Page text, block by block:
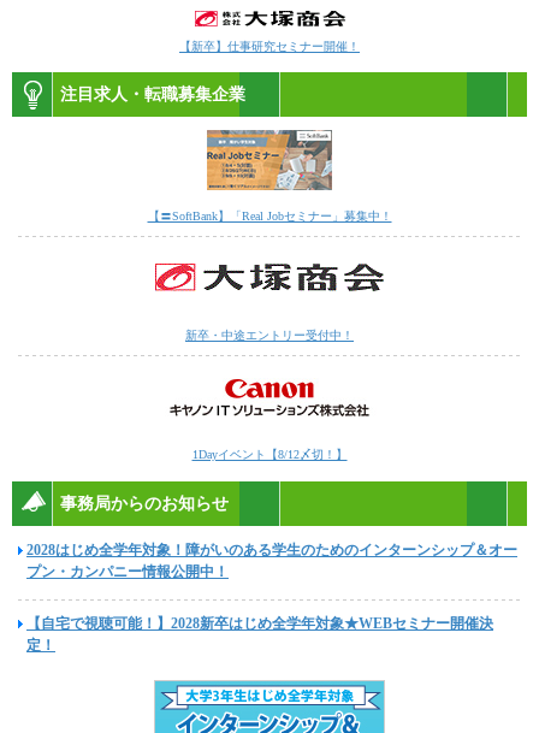
【新卒】仕事研究セミナー開催！
注目求人・転職募集企業
【〓SoftBank】「Real Jobセミナー」募集中！
新卒・中途エントリー受付中！
1Dayイベント【8/12〆切！】
事務局からのお知らせ
2028はじめ全学年対象！障がいのある学生のためのインターンシップ＆オー
プン・カンパニー情報公開中！
【自宅で視聴可能！】2028新卒はじめ全学年対象★WEBセミナー開催決
定！